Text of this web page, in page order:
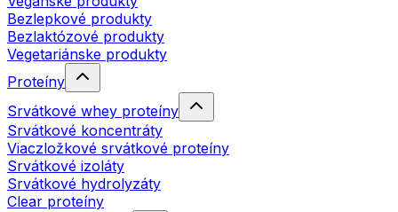
Bezlepkové produkty
Bezlaktózové produkty
Vegetariánske produkty
Proteíny
Srvátkové whey proteíny
Srvátkové koncentráty
Viaczložkové srvátkové proteíny
Srvátkové izoláty
Srvátkové hydrolyzáty
Clear proteíny